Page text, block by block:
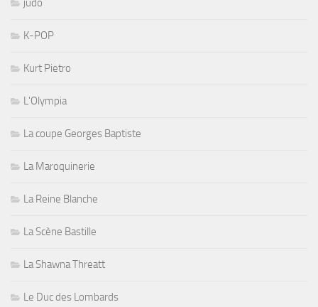
judo
K-POP
Kurt Pietro
L'Olympia
La coupe Georges Baptiste
La Maroquinerie
La Reine Blanche
La Scène Bastille
La Shawna Threatt
Le Duc des Lombards